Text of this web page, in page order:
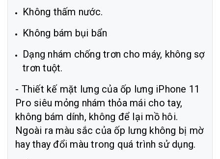
Không thấm nước.
Không bám bụi bẩn
Dạng nhám chống trơn cho máy, không sợ
trơn tuột.
- Thiết kế mặt lưng của ốp lưng iPhone 11
Pro siêu mỏng nhám thỏa mái cho tay,
không bám dính, không để lại mồ hôi.
Ngoài ra màu sắc của ốp lưng không bị mờ
hay thay đổi màu trong quá trình sử dụng.